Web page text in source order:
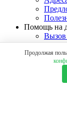
Помощь на
Вызов
Отзывы
Контакты
Продолжая